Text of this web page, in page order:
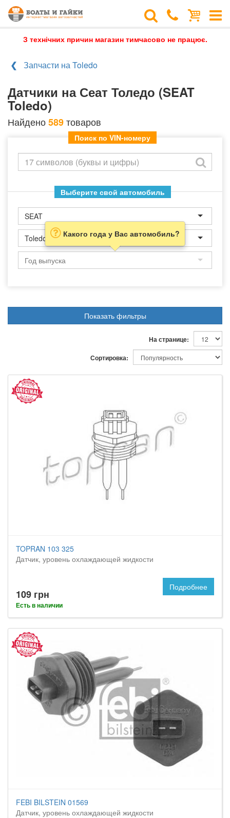
З технічних причин магазин тимчасово не працює.
Запчасти на Toledo
Датчики на Сеат Толедо (SEAT
Toledo)
Найдено589товаров
Поиск по VIN-номеру
Выберите свой автомобиль
SEAT
Toledo Какого года у Вас автомобиль?
Показать фильтры
На странице:
Сортировка:
TOPRAN 103 325
Датчик, уровень охлаждающей жидкости
109 грн
Есть в наличии
Подробнее
FEBI BILSTEIN 01569
Датчик, уровень охлаждающей жидкости